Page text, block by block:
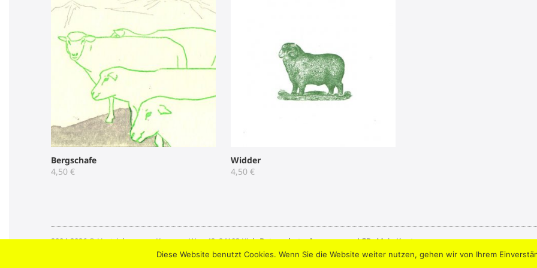
Bergschafe
4,50 €
Widder
4,50 €
2004-2026 © Umtriebpresse . Knooper Weg 42, 24103 Kiel .Datenschutz.Impressum.AGB.Mein Konto
Diese Website benutzt Cookies. Wenn Sie die Website weiter nutzen, gehen wir von Ihrem